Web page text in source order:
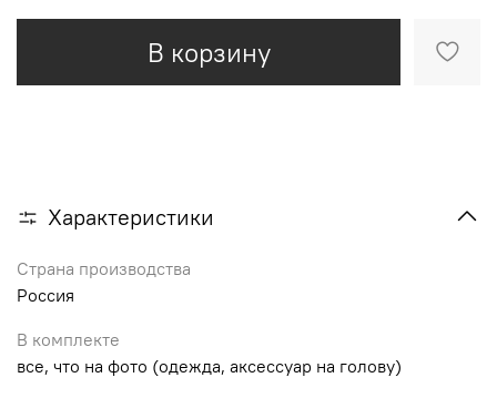
В корзину
Характеристики
Страна производства
Россия
В комплекте
все, что на фото (одежда, аксессуар на голову)